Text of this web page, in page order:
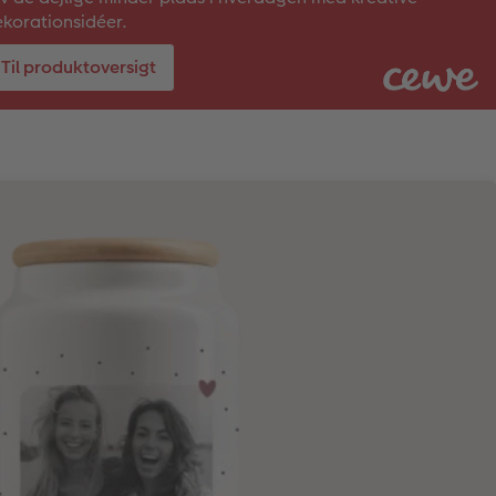
Til produktoversigt